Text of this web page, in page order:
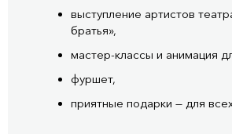
выступление артистов
братья»,
мастер-классы и анимация
фуршет,
приятные подарки — для